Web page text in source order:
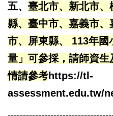
五、 臺北市、新北市
縣、臺中市、嘉義市
市、屏東縣、 113年國
量」可參採，請師資
情請參考https://tl-
assessment.edu.tw/